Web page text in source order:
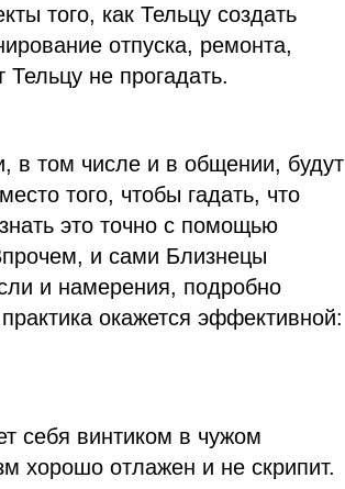
того, как Тельцу создать
отпуска, ремонта,
не прогадать.
в том числе и в общении, будут
того, чтобы гадать, что
это точно с помощью
и сами Близнецы
и намерения, подробно
окажется эффективной:
себя винтиком в чужом
хорошо отлажен и не скрипит.